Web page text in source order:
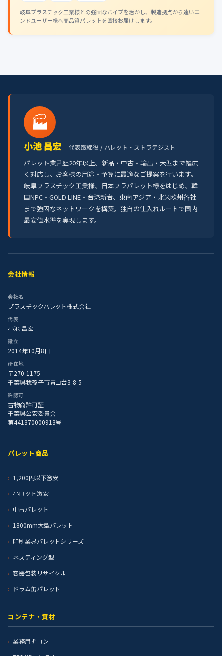
岐阜プラスチック工業様との強固なパイプを活かし、製造拠点から遠いエ
ンドユーザー様へ高品質パレットを直接お届けします。
🏭
小池 昌宏 代表取締役 / パレット・ストラテジスト
パレット業界歴20年以上。新品・中古・輸出・大型まで幅広
く対応し、お客様の用途・予算に最適なご提案を行います。
岐阜プラスチック工業様、日本プラパレット様をはじめ、韓
国NPC・GOLD LINE・台湾新台、東南アジア・北米欧州各社
まで強固なネットワークを構築。独自の仕入れルートで国内
最安値水準を実現します。
会社情報
会社名
プラスチックパレット株式会社
代表
小池 昌宏
設立
2014年10月8日
所在地
〒270-1175
千葉県我孫子市青山台3-8-5
許認可
古物商許可証
千葉県公安委員会
第441370000913号
パレット商品
1,200円以下激安
小ロット激安
中古パレット
1800mm大型パレット
印刷業界パレットシリーズ
ネスティング型
容器包装リサイクル
ドラム缶パレット
コンテナ・資材
業務用折コン